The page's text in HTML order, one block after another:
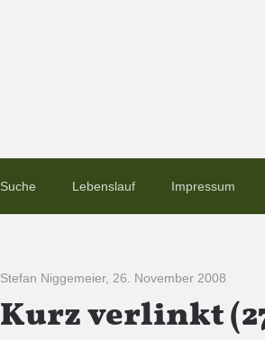
Suche Lebenslauf Impressum
Stefan Niggemeier, 26. November 2008
Kurz verlinkt